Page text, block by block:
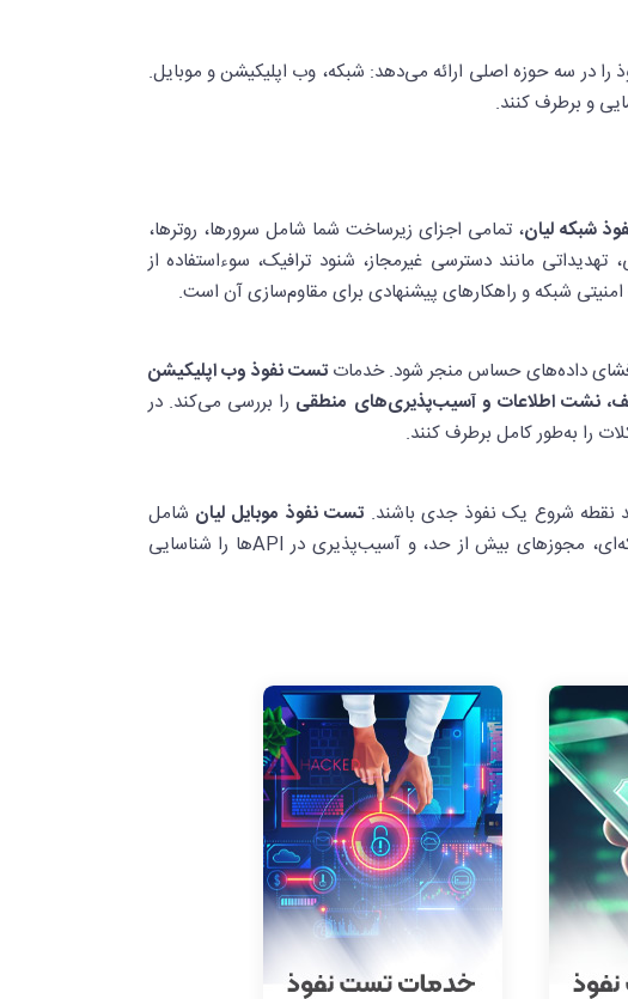
در سه حوزه اصلی ارائه می‌دهد: شبکه، وب اپلیکیشن و موبایل.
و برطرف کنند.
شبکه لیان، تمامی اجزای زیرساخت شما شامل سرورها، روترها،
مانند دسترسی غیرمجاز، شنود ترافیک، سوءاستفاده از
شبکه و راهکارهای پیشنهادی برای مقاوم‌سازی آن است.
افشای داده‌های حساس منجر شود. خدماتتست نفوذ وب اپلیکیشن
را بررسی می‌کند. در
را به‌طور کامل برطرف کنند.
نقطه شروع یک نفوذ جدی باشند. تست نفوذ موبایل لیان شامل
بررسی امنیت اپلیکیشن‌های اندروید و iOS است و مواردی مانند ذخیره‌سازی ناامن داده‌ها، ضعف در ارتباطات شبکه‌ای، مجوزهای بیش از حد، و آسیب‌پذیری در APIها را شناسایی